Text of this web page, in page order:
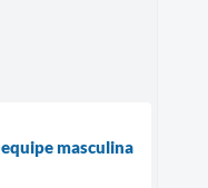
masculina